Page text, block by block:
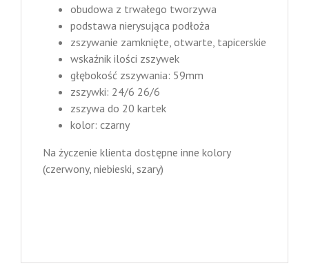
obudowa z trwałego tworzywa
podstawa nierysująca podłoża
zszywanie zamknięte, otwarte, tapicerskie
wskaźnik ilości zszywek
głębokość zszywania: 59mm
zszywki: 24/6 26/6
zszywa do 20 kartek
kolor: czarny
Na życzenie klienta dostępne inne kolory
(czerwony, niebieski, szary)